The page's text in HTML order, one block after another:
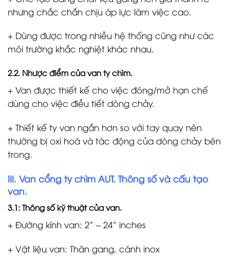
nhưng chắc chắn chịu áp lực làm việc cao.
+ Dùng được trong nhiều hệ thống cũng như các
môi trường khắc nghiệt khác nhau.
2.2. Nhược điểm của van ty chìm.
+ Van được thiết kế cho việc đóng/mở hạn chế
dùng cho việc điều tiết dòng chảy.
+ Thiết kế ty van ngắn hơn so với tay quay nên
thường bị oxi hoá và tác động của dòng chảy bên
trong.
III. Van cổng ty chìm AUT. Thông số và cấu tạo
van.
3.1: Thông số kỹ thuật của van.
+ Đường kính van: 2” – 24” inches
+ Vật liệu van: Thân gang, cánh inox